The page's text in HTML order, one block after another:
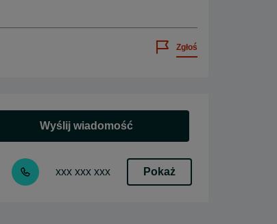
Zgłoś
Wyślij wiadomość
xxx xxx xxx Pokaż